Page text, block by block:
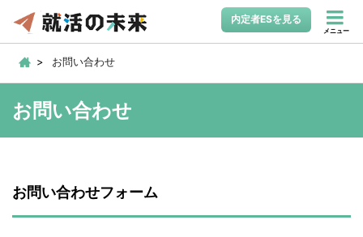
内定者ESを見る
メニュー
お問い合わせ
お問い合わせ
お問い合わせフォーム